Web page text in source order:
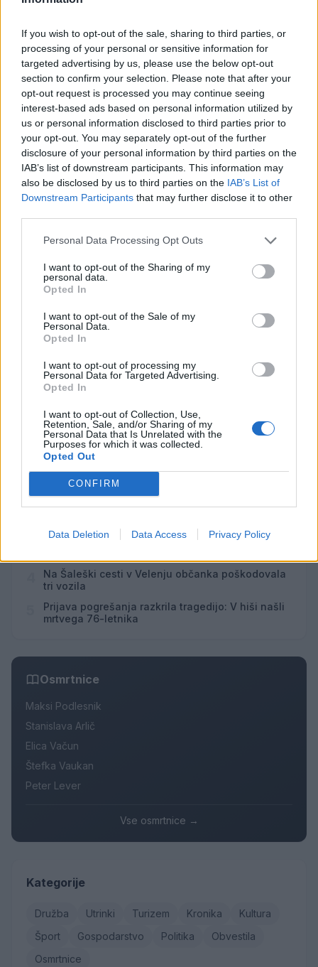
If you wish to opt-out of the sale, sharing to third parties, or
processing of your personal or sensitive information for
targeted advertising by us, please use the below opt-out
section to confirm your selection. Please note that after your
opt-out request is processed you may continue seeing
interest-based ads based on personal information utilized by
us or personal information disclosed to third parties prior to
your opt-out. You may separately opt-out of the further
disclosure of your personal information by third parties on the
IAB’s list of downstream participants. This information may
also be disclosed by us to third parties on the IAB’s List of
Downstream Participants that may further disclose it to other
Personal Data Processing Opt Outs
I want to opt-out of the Sharing of my
personal data.
Opted In
I want to opt-out of the Sale of my
Personal Data.
Opted In
I want to opt-out of processing my
Personal Data for Targeted Advertising.
Opted In
I want to opt-out of Collection, Use,
Retention, Sale, and/or Sharing of my
Personal Data that Is Unrelated with the
Purposes for which it was collected.
Opted Out
CONFIRM
Data Deletion Data Access Privacy Policy
Opozorilo:
Po 297. členu Kazenskega zakonika je
posameznik kazensko odgovoren za javno spodbujanje
sovraštva, nasilja ali nestrpnosti. Komentarji z žaljivimi,
rasističnimi, diskriminatornimi ali nezakonitimi vsebinami
bodo odstranjeni. Pravila komentiranja →
Failed to fetch
Prihajajoči dogodki
6
Aktivne poletne počitnice z ustvarjalci Studia
Spin
6
Velenje
18:00
6
AVG Večer pesmi Đorđa Balaševića
Najbolj brano
Pretep v gostinskem lokalu v Velenju: 46-letnik
moškega udaril s steklenico in ga zabodel
2
(VIDEO) "Mislil sem, da je konec": Lastnik
Hrvaškem
Dopustniška drama: Policija pričakala letalo s
Na Šaleški cesti v Velenju občanka poškodovala
tri vozila
Prijava pogrešanja razkrila tragedijo: V hiši našli
mrtvega 76-letnika
Osmrtnice
Maksi Podlesnik
Stanislava Arlič
Elica Vačun
Štefka Vaukan
Peter Lever
Vse osmrtnice →
Kategorije
Družba Utrinki Turizem Kronika
Kultura
Šport
Gospodarstvo Politika
Obvestila
Osmrtnice